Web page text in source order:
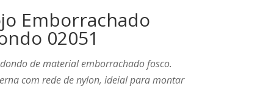
Emborrachado
02051
de material emborrachado fosco.
com rede de nylon, ideial para montar